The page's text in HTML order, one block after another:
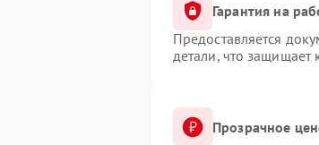
Гарантия на
Предоставляется
детали, что защищает
Прозрачное